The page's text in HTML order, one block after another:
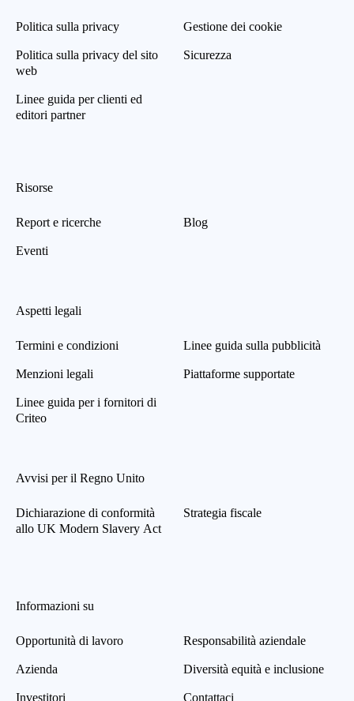
Politica sulla privacy
Politica sulla privacy del sito
web
Linee guida per clienti ed
editori partner
Gestione dei cookie
Sicurezza
Risorse
Report e ricerche
Eventi
Blog
Aspetti legali
Termini e condizioni
Menzioni legali
Linee guida per i fornitori di
Criteo
Linee guida sulla pubblicità
Piattaforme supportate
Avvisi per il Regno Unito
Dichiarazione di conformità
allo UK Modern Slavery Act
Strategia fiscale
Informazioni su
Opportunità di lavoro
Azienda
Investitori
Responsabilità aziendale
Diversità equità e inclusione
Contattaci